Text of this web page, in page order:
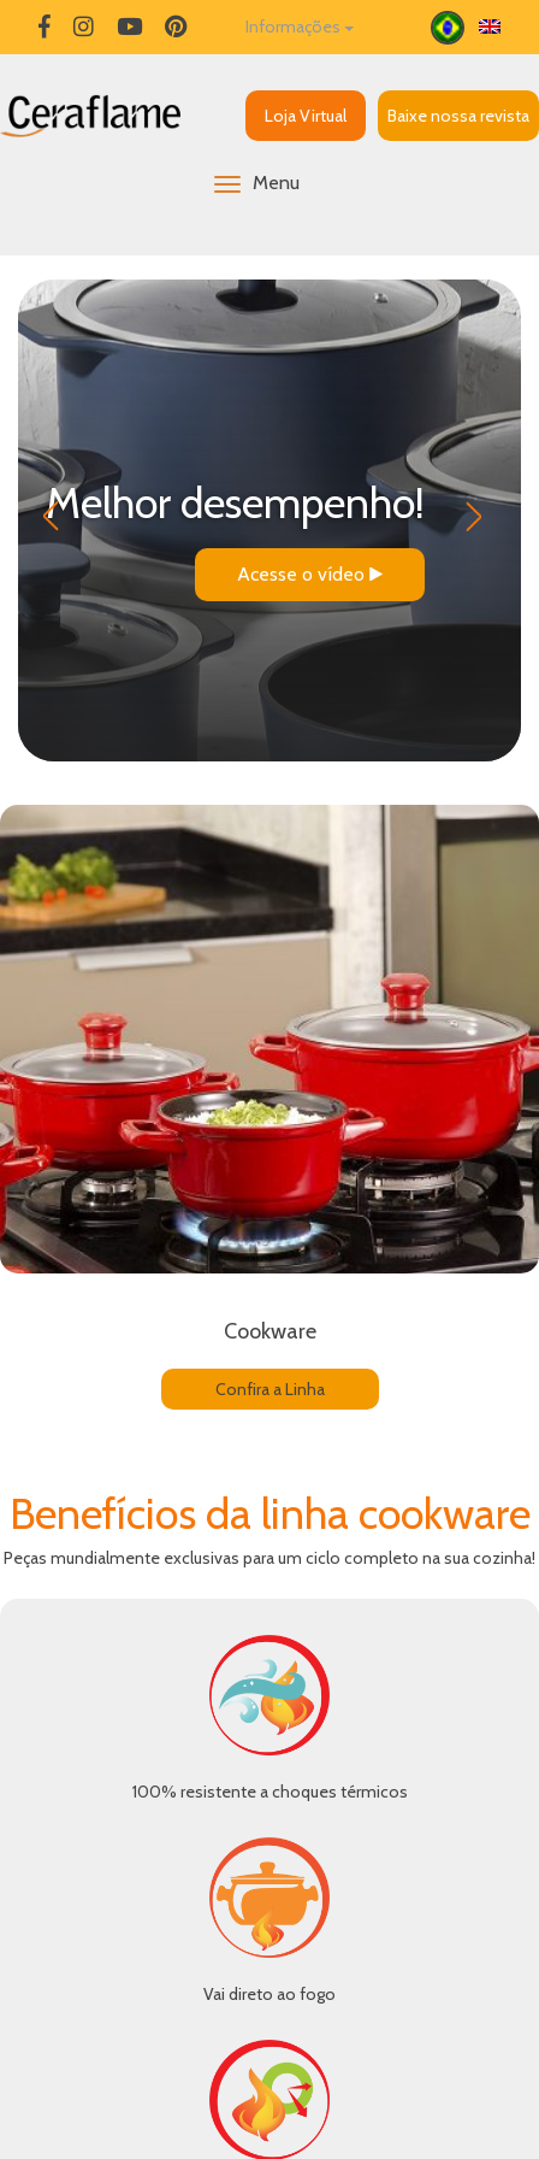
Informações
Loja Virtual Baixe nossa revista
Menu
Melhor desempenho!
Acesse o vídeo
Cookware
Confira a Linha
Benefícios da linha cookware
Peças mundialmente exclusivas para um ciclo completo na sua cozinha!
100% resistente a choques térmicos
Vai direto ao fogo